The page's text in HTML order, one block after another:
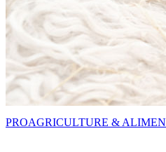
PROAGRICULTURE &